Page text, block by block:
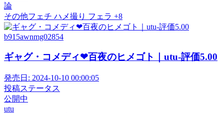
論
その他フェチ ハメ撮り フェラ +8
b915awnmg02854
ギャグ・コメディ❤百夜のヒメゴト｜utu-評価5.00
発売日: 2024-10-10 00:00:05
投稿ステータス
公開中
utu